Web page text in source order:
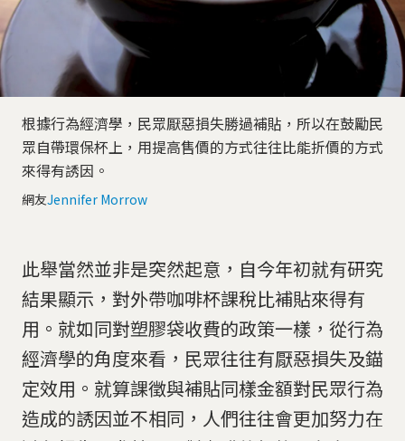
根據行為經濟學，民眾厭惡損失勝過補貼，所以在鼓勵民
眾自帶環保杯上，用提高售價的方式往往比能折價的方式
來得有誘因。
網友Jennifer Morrow
此舉當然並非是突然起意，自今年初就有研究
結果顯示，對外帶咖啡杯課稅比補貼來得有
用。就如同對塑膠袋收費的政策一樣，從行為
經濟學的角度來看，民眾往往有厭惡損失及錨
定效用。就算課徵與補貼同樣金額對民眾行為
造成的誘因並不相同，人們往往會更加努力在